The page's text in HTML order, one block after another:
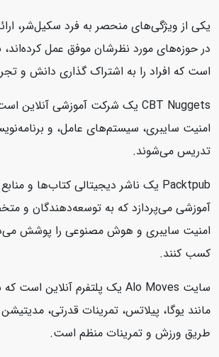
یکی از ویژگی‌های منحصر به فرد سکیل‌شر،
در حوزه‌های مورد نظرشان موفق عمل
است که افراد را به اشتراک گذاری دانش و
تدریس می‌شوند.
امنیت سایبری و هوش مصنوعی را پوشش می‌دهد.
کسب کنند.
طریق ورزش و تمرینات منظم است.